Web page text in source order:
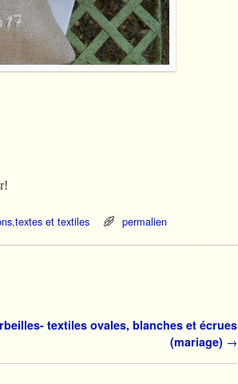
,textes et textiles permalien
textiles ovales, blanches et écrues
(mariage) →